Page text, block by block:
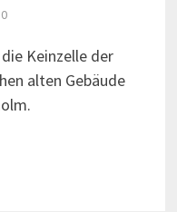
0
Keinzelle der
alten Gebäude